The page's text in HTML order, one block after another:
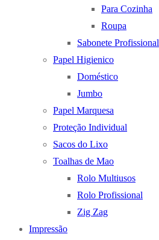
Para Cozinha
Roupa
Sabonete Profissional
Papel Higienico
Doméstico
Jumbo
Papel Marquesa
Proteção Individual
Sacos do Lixo
Toalhas de Mao
Rolo Multiusos
Rolo Profissional
Zig Zag
Impressão